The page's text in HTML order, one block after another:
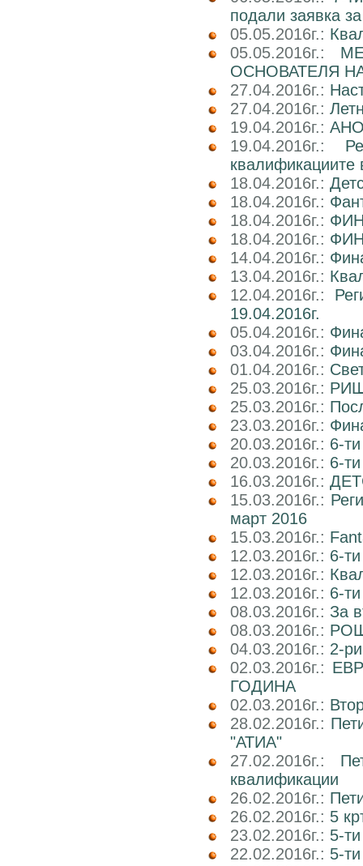
подали заявка
05.05.2016г.:
05.05.2016г.:
ОСНОВАТЕЛЯ
27.04.2016г.:
27.04.2016г.:
19.04.2016г.:
19.04.2016г.:
квалификациите
18.04.2016г.:
18.04.2016г.:
18.04.2016г.:
18.04.2016г.:
14.04.2016г.:
13.04.2016г.:
12.04.2016г.:
19.04.2016г.
05.04.2016г.:
03.04.2016г.:
01.04.2016г.:
25.03.2016г.: РИШ
25.03.2016г.:
23.03.2016г.:
20.03.2016г.: 6-
20.03.2016г.: 6-
16.03.2016г.:
15.03.2016г.:
март 2016
15.03.2016г.:
12.03.2016г.: 6-
12.03.2016г.:
12.03.2016г.: 6-
08.03.2016г.: За
08.03.2016г.: РОШ
04.03.2016г.: 2-
02.03.2016г.:
ГОДИНА
02.03.2016г.:
28.02.2016г.:
"АТИА"
27.02.2016г.:
квалификации
26.02.2016г.:
26.02.2016г.: 5
23.02.2016г.: 5-
22.02.2016г.: 5-